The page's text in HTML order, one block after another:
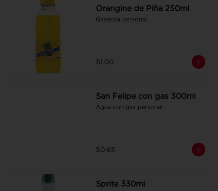
Orangine de Piña 250ml
Gaseosa personal.
$1.00
San Felipe con gas 300ml
Agua con gas personal.
$0.65
Sprite 330ml